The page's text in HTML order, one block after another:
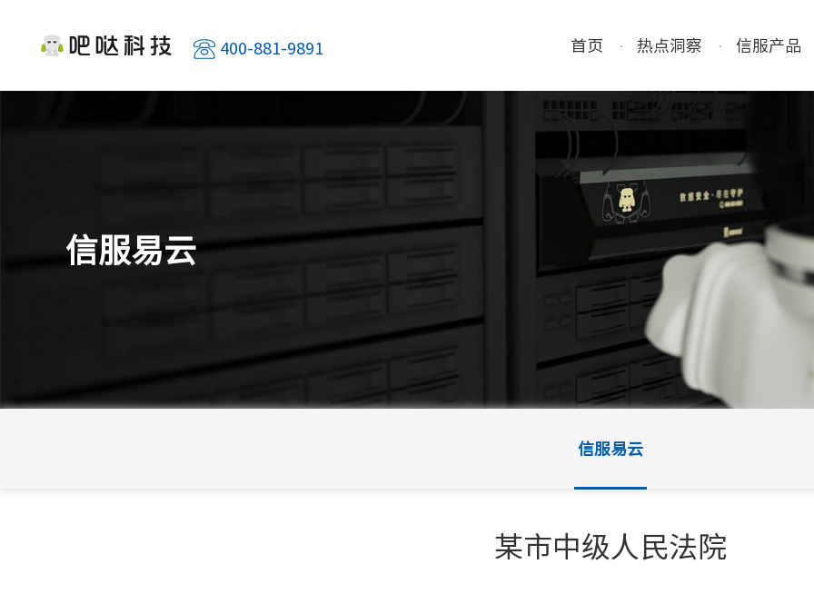
400-881-9891 首页 热点洞察 信服产品
信服易云
信服易云
某市中级人民法院